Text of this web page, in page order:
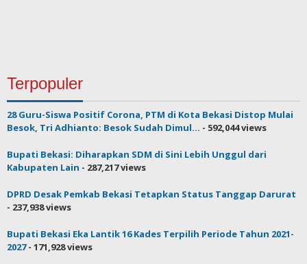
Terpopuler
28 Guru-Siswa Positif Corona, PTM di Kota Bekasi Distop Mulai
Besok, Tri Adhianto: Besok Sudah Dimul... - 592,044 views
Bupati Bekasi: Diharapkan SDM di Sini Lebih Unggul dari
Kabupaten Lain - 287,217 views
DPRD Desak Pemkab Bekasi Tetapkan Status Tanggap Darurat
- 237,938 views
Bupati Bekasi Eka Lantik 16 Kades Terpilih Periode Tahun 2021-
2027- 171,928 views